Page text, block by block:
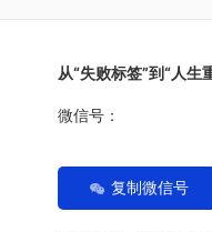
从“失败标签”到“人生
微信号：
复制微信号